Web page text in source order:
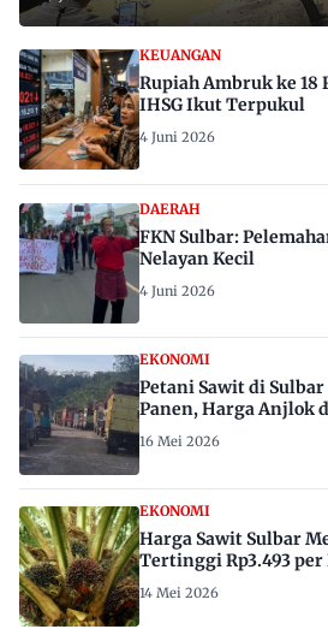
KEUANGAN
Rupiah Ambruk ke 18
IHSG Ikut Terpukul
4 Juni 2026
DAERAH
FKN Sulbar:
Nelayan Kecil
4 Juni 2026
EKONOMI
Petani Sawit di
Panen, Harga Anjlok
16 Mei 2026
EKONOMI
Harga Sawit Sulbar
Tertinggi Rp3.493
14 Mei 2026